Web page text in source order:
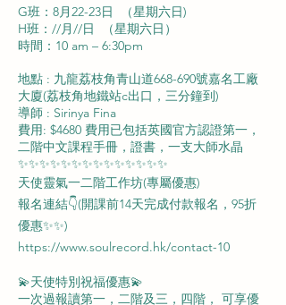
G班：8月22-23日 （星期六日)
H班：//月//日 （星期六日）
時間：10 am – 6:30pm
地點 : 九龍荔枝角青山道668-690號嘉名工廠
大廈(荔枝角地鐵站c出口，三分鐘到)
導師 : Sirinya Fina
費用: $4680 費用已包括英國官方認證第一，
二階中文課程手冊，證書，一支大師水晶
✨✨✨✨✨✨✨✨✨✨✨✨✨✨
天使靈氣一二階工作坊(專屬優惠)
報名連結👇(開課前14天完成付款報名，95折
優惠✨️✨)
https://www.soulrecord.hk/contact-10
💫天使特別祝福優惠💫
一次過報讀第一，二階及三，四階 ， 可享優